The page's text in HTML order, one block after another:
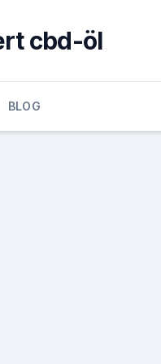
cbd-öl
BLOG